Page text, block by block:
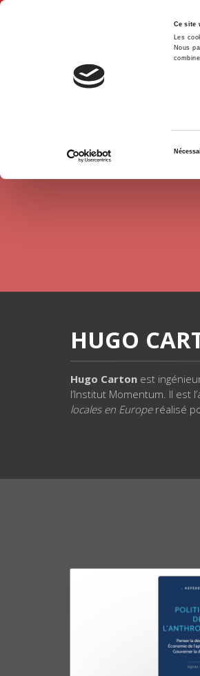
Ce site
Les
Nous
HUGO
Hugo Carton est
l’Institut Momentum. Il est
locales en Europeréalisé